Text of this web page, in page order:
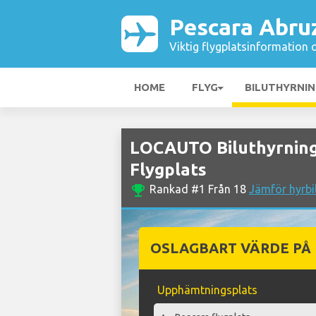
Pescara
Viktig flygplatsinformation
HOME FLYG
LOCAUTO
Flygplats
emoji_events Rankad #1 Från 18 Jämför
OSLAGBART VÄRDE
Upphämtningsplats